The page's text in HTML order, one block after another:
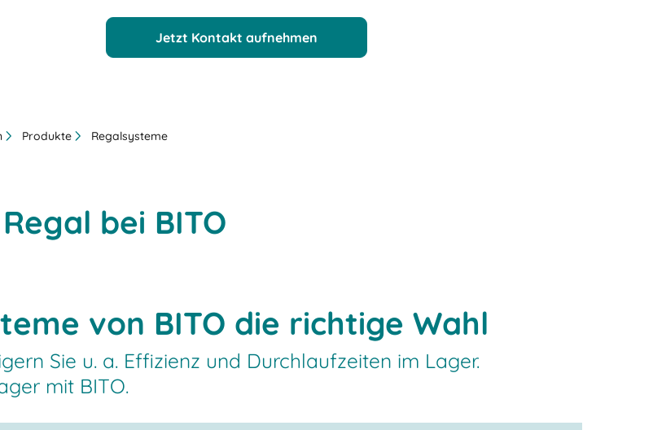
Jetzt Kontakt aufnehmen
Produkte Regalsysteme
bei BITO
von BITO die richtige Wahl
Sie u. a. Effizienz und Durchlaufzeiten im Lager.
mit BITO.